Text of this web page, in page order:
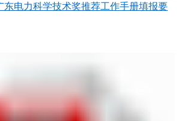
东电力科学技术奖推荐工作手册填报要